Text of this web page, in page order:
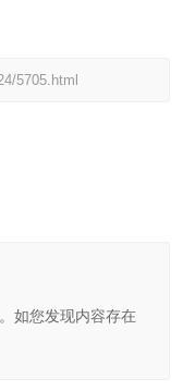
5705.html
如您发现内容存在